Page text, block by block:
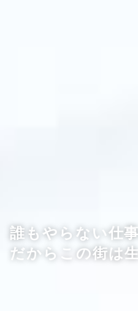
誰もやらない仕
だからこの街は